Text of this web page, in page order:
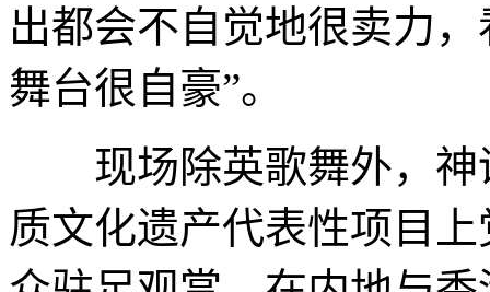
出都会不自觉地很卖力
舞台很自豪”。
现场除英歌舞外，神
质文化遗产代表性项目